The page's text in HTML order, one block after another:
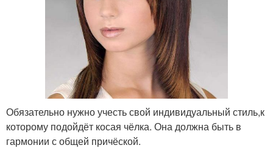
Обязательно нужно учесть свой индивидуальный стиль,к
которому подойдёт косая чёлка. Она должна быть в
гармонии с общей причёской.